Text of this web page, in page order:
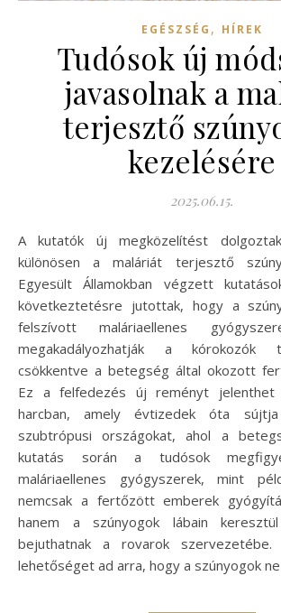
EGÉSZSÉG , HÍREK
Tudósok új
javasolnak a
terjesztő
kezelésére
2025.06.15.
A kutatók új megközelítést dolgoztak ki a rovarok,
különösen a maláriát terjesztő
Egyesült Államokban végzett
következtetésre jutottak, hogy a
felszívott maláriaellenes
megakadályozhatják a kórokozók
csökkentve a betegség által okozott
Ez a felfedezés új reményt jelenthet
harcban, amely évtizedek óta
szubtrópusi országokat, ahol a
kutatás során a tudósok
maláriaellenes gyógyszerek, mint
nemcsak a fertőzött emberek
hanem a szúnyogok lábain
bejuthatnak a rovarok
lehetőséget ad arra, hogy a szúnyogok